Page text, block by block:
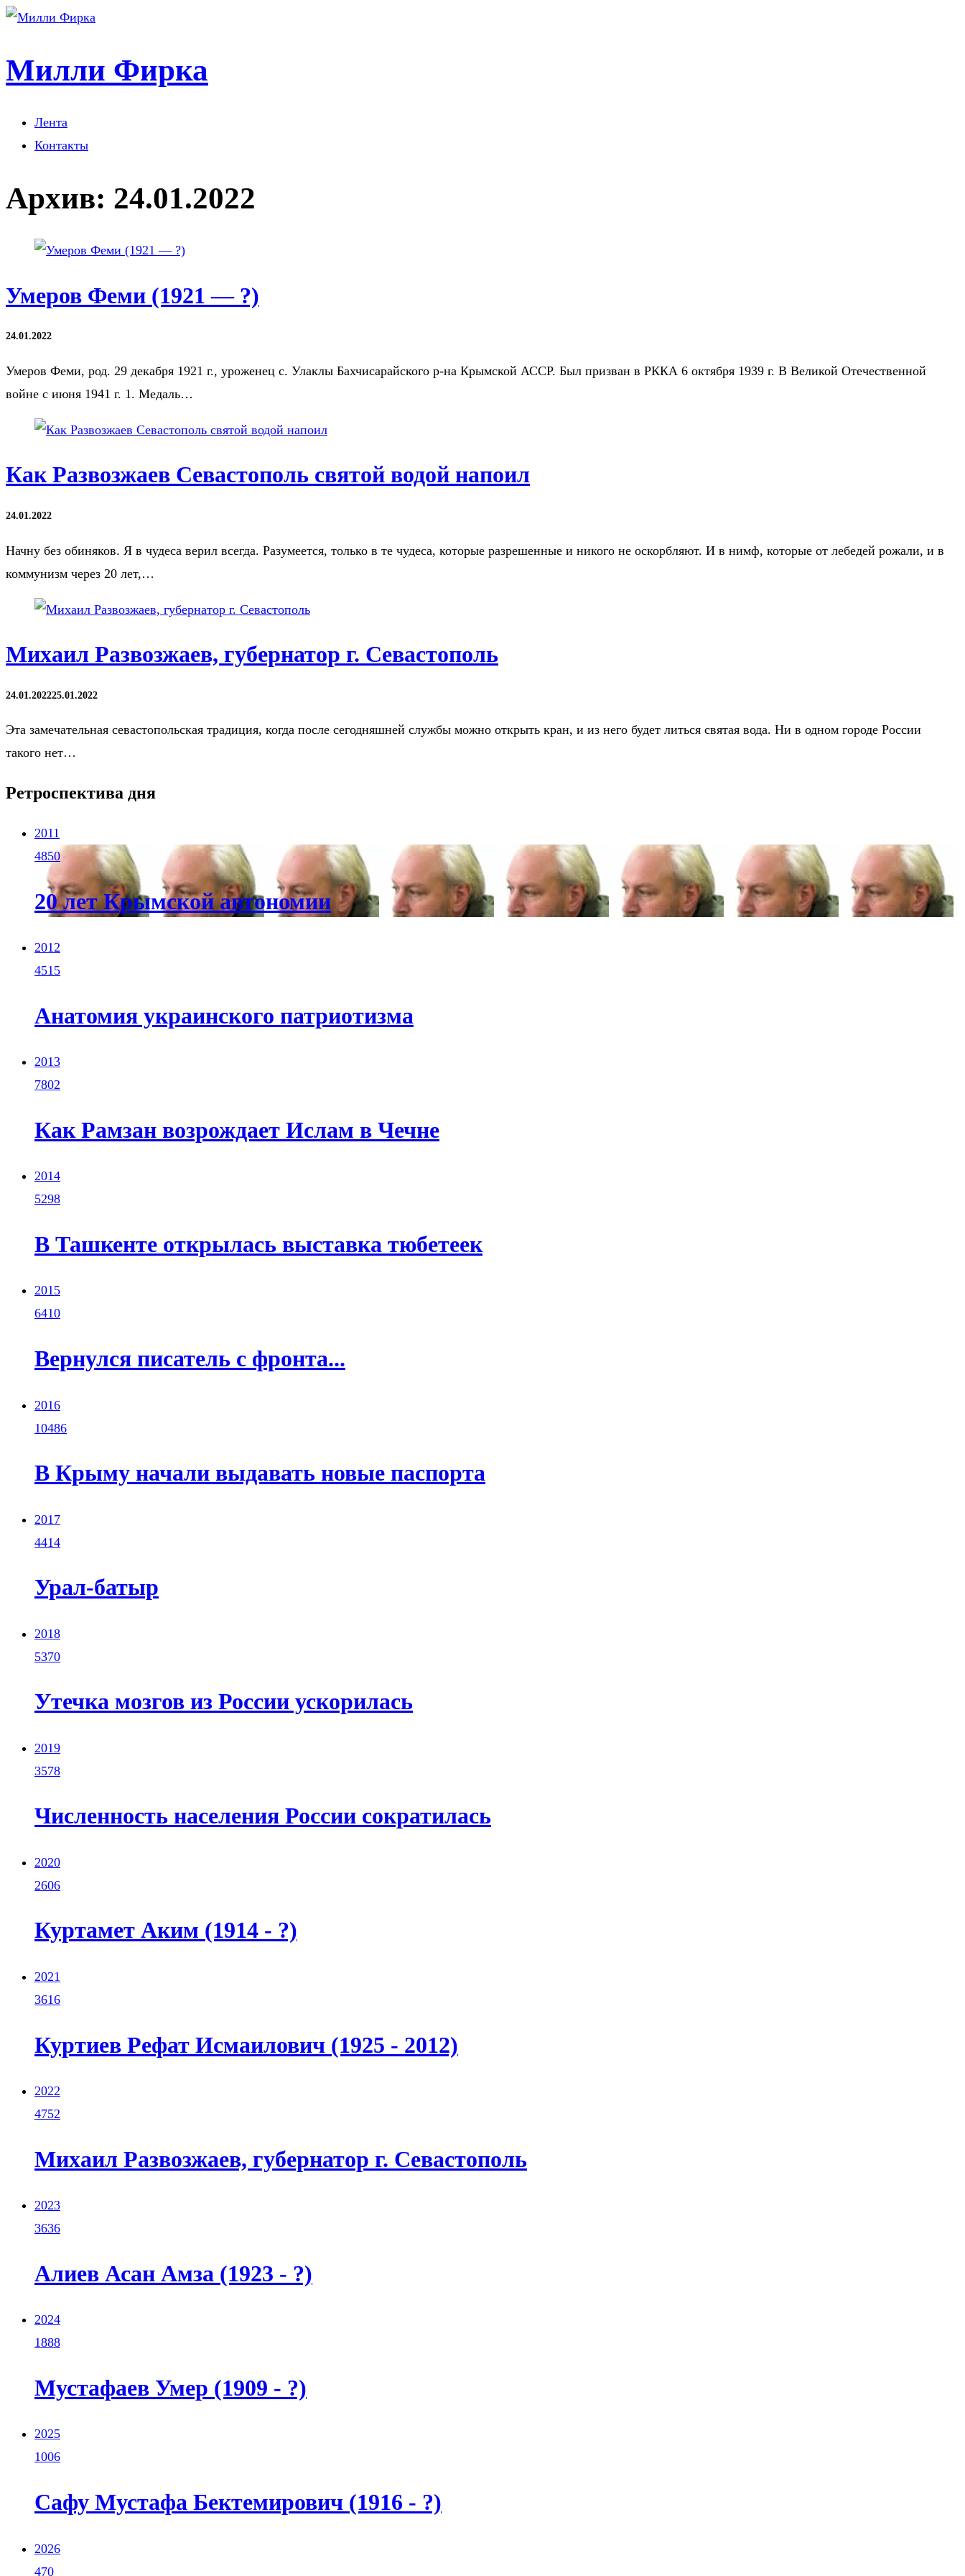
Милли Фирка
Лента
Контакты
Архив: 24.01.2022
Умеров Феми (1921 — ?)
24.01.2022
Умеров Феми, род. 29 декабря 1921 г., уроженец с. Улаклы Бахчисарайского р-на Крымской АССР. Был призван в РККА 6 октября 1939 г. В Великой Отечественной
войне с июня 1941 г. 1. Медаль…
Как Развозжаев Севастополь святой водой напоил
24.01.2022
Начну без обиняков. Я в чудеса верил всегда. Разумеется, только в те чудеса, которые разрешенные и никого не оскорбляют. И в нимф, которые от лебедей рожали, и в
коммунизм через 20 лет,…
Михаил Развозжаев, губернатор г. Севастополь
24.01.202225.01.2022
Эта замечательная севастопольская традиция, когда после сегодняшней службы можно открыть кран, и из него будет литься святая вода. Ни в одном городе России
такого нет…
Ретроспектива дня
2011
4850
20 лет Крымской автономии
2012
4515
Анатомия украинского патриотизма
2013
7802
Как Рамзан возрождает Ислам в Чечне
2014
5298
В Ташкенте открылась выставка тюбетеек
2015
6410
Вернулся писатель с фронта...
2016
10486
В Крыму начали выдавать новые паспорта
2017
4414
Урал-батыр
2018
5370
Утечка мозгов из России ускорилась
2019
3578
Численность населения России сократилась
2020
2606
Куртамет Аким (1914 - ?)
2021
3616
Куртиев Рефат Исмаилович (1925 - 2012)
2022
4752
Михаил Развозжаев, губернатор г. Севастополь
2023
3636
Алиев Асан Амза (1923 - ?)
2024
1888
Мустафаев Умер (1909 - ?)
2025
1006
Сафу Мустафа Бектемирович (1916 - ?)
2026
470